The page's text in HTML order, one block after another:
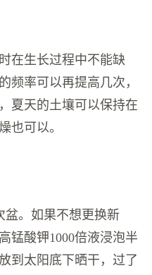
在生长过程中不能缺
频率可以再提高几次，
夏天的土壤可以保持在
也可以。
盆。如果不想更换新
锰酸钾1000倍液浸泡半
到太阳底下晒干，过了